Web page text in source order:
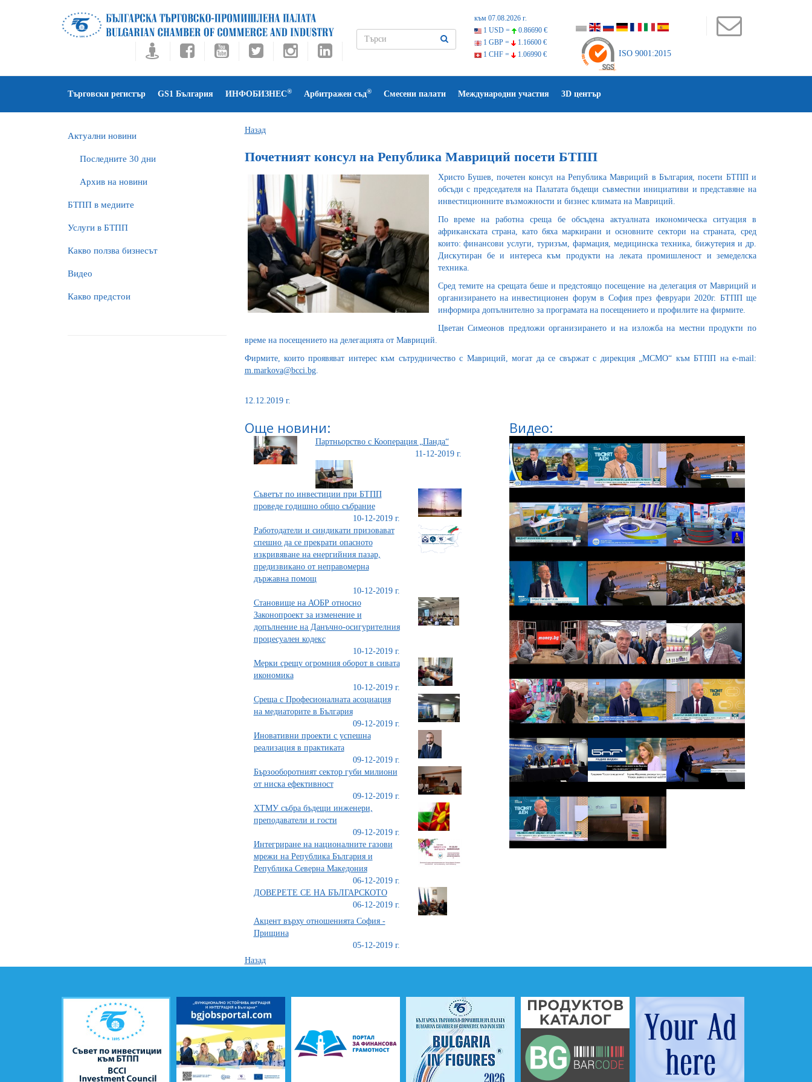
към 07.08.2026 г.
1 USD =
0.86690 €
1 GBP =
1.16600 €
1 CHF =
1.06990 € ISO 9001:2015
Търговски регистър GS1 България ИНФОБИЗНЕС® Арбитражен съд® Смесени палати Международни участия 3D център
Актуални новини
Последните 30 дни
Архив на новини
БTПП в медиите
Услуги в БТПП
Какво ползва бизнесът
Видео
Какво предстои
Назад
Почетният консул на Република Мавриций посети БТПП
Христо Бушев, почетен консул на Република Мавриций в България, посети БТПП и
обсъди с председателя на Палатата бъдещи съвместни инициативи и представяне на
инвестиционните възможности и бизнес климата на Мавриций.
По време на работна среща бе обсъдена актуалната икономическа ситуация в
африканската страна, като бяха маркирани и основните сектори на страната, сред
които: финансови услуги, туризъм, фармация, медицинска техника, бижутерия и др.
Дискутиран бе и интереса към продукти на леката промишленост и земеделска
техника.
Сред темите на срещата беше и предстоящо посещение на делегация от Мавриций и
организирането на инвестиционен форум в София през февруари 2020г. БТПП ще
информира допълнително за програмата на посещението и профилите на фирмите.
Цветан Симеонов предложи организирането и на изложба на местни продукти по
време на посещението на делегацията от Мавриций.
Фирмите, които проявяват интерес към сътрудничество с Мавриций, могат да се свържат с дирекция „МСМО“ към БТПП на e-mail:
m.markova@bcci.bg.
12.12.2019 г.
Още новини:
Партньорство с Кооперация „Панда“
11-12-2019 г.
Съветът по инвестиции при БТПП
проведе годишно общо събрание
10-12-2019 г.
Работодатели и синдикати призовават
спешно да се прекрати опасното
изкривяване на енергийния пазар,
предизвикано от неправомерна
държавна помощ
10-12-2019 г.
Становище на АОБР относно
Законопроект за изменение и
допълнение на Данъчно-осигурителния
процесуален кодекс
10-12-2019 г.
Мерки срещу огромния оборот в сивата
икономика
10-12-2019 г.
Среща с Професионалната асоциация
на медиаторите в България
09-12-2019 г.
Иновативни проекти с успешна
реализация в практиката
09-12-2019 г.
Бързооборотният сектор губи милиони
от ниска ефективност
09-12-2019 г.
ХТМУ събра бъдещи инженери,
преподаватели и гости
09-12-2019 г.
Интегриране на националните газови
мрежи на Република България и
Република Северна Македония
06-12-2019 г.
ДОВЕРЕТЕ СЕ НА БЪЛГАРСКОТО
06-12-2019 г.
Акцент върху отношенията София -
Прищина
05-12-2019 г.
Видео:
Назад